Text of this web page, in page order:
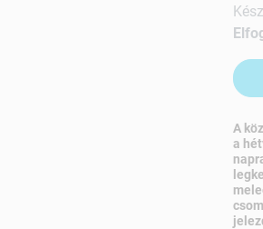
A
a